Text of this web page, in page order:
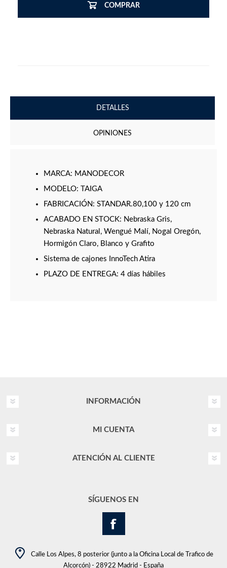
COMPRAR
DETALLES
OPINIONES
MARCA: MANODECOR
MODELO: TAIGA
FABRICACIÓN: STANDAR.80,100 y 120 cm
ACABADO EN STOCK: Nebraska Gris,
Nebraska Natural, Wengué Malí, Nogal Oregón,
Hormigón Claro, Blanco y Grafito
Sistema de cajones InnoTech Atira
PLAZO DE ENTREGA: 4 días hábiles
INFORMACIÓN
MI CUENTA
ATENCIÓN AL CLIENTE
SÍGUENOS EN
Calle Los Alpes, 8 posterior (junto a la Oficina Local de Trafico de
Alcorcón) - 28922 Madrid - España